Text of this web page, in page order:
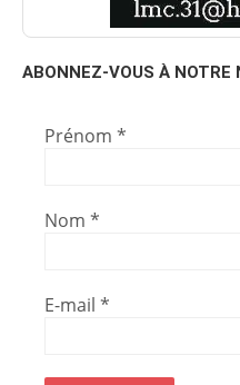
ABONNEZ-VOUS À NOTRE
Prénom *
Nom *
E-mail *